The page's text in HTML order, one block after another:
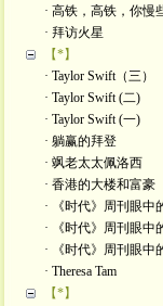
· 高铁，高铁，你慢
· 拜访火星
【*】
· Taylor Swift（三）
· Taylor Swift (二)
· Taylor Swift (一)
· 躺赢的拜登
· 飒老太太佩洛西
· 香港的大楼和富豪
· 《时代》周刊眼中
· 《时代》周刊眼中
· 《时代》周刊眼中
· Theresa Tam
【*】